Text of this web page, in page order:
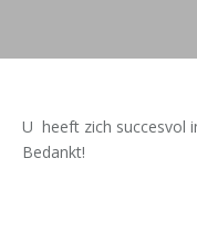
U heeft zich succesvol
Bedankt!